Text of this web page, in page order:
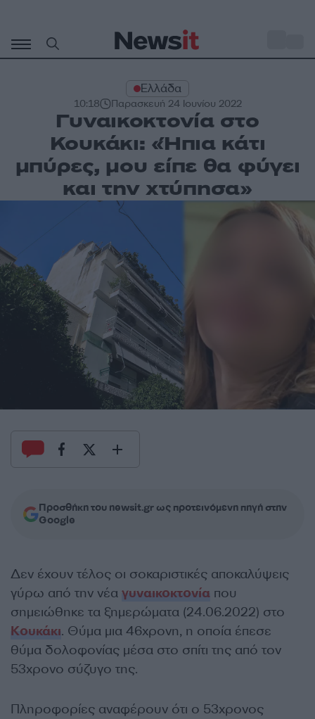
περιεχόμενο
Ελλάδα
10:18 Παρασκευή 24 Ιουνίου 2022
Γυναικοκτονία στο
Κουκάκι: «Ήπια κάτι
μπύρες, μου είπε θα φύγει
και την χτύπησα»
Προσθήκη του newsit.gr ως προτεινόμενη πηγή στην
Google
Δεν έχουν τέλος οι σοκαριστικές αποκαλύψεις
γύρω από την νέα γυναικοκτονία που
σημειώθηκε τα ξημερώματα (24.06.2022) στο
Κουκάκι. Θύμα μια 46χρονη, η οποία έπεσε
θύμα δολοφονίας μέσα στο σπίτι της από τον
53χρονο σύζυγο της.
Πληροφορίες αναφέρουν ότι ο 53χρονος